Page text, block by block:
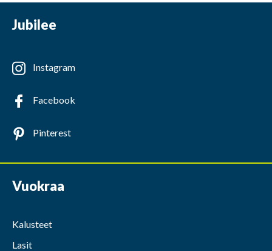
Jubilee
Instagram
Facebook
Pinterest
Vuokraa
Kalusteet
Lasit